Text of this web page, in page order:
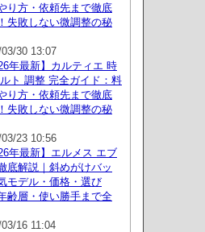
り方・依頼先まで徹底
失敗しない微調整の秘
30 13:07
年最新】カルティエ 時
ト 調整 完全ガイド：料
り方・依頼先まで徹底
失敗しない微調整の秘
23 10:56
年最新】エルメス エブ
底解説｜斜めがけバッ
モデル・価格・選び
齢層・使い勝手まで全
16 11:04